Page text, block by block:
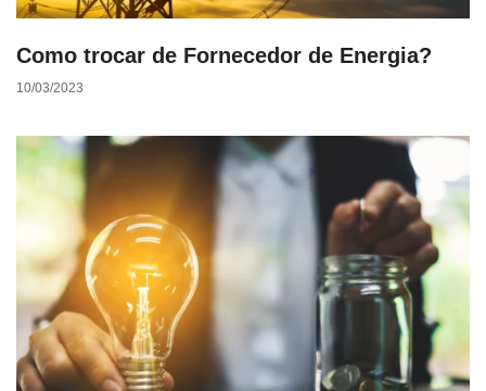
Como trocar de Fornecedor de Energia?
10/03/2023